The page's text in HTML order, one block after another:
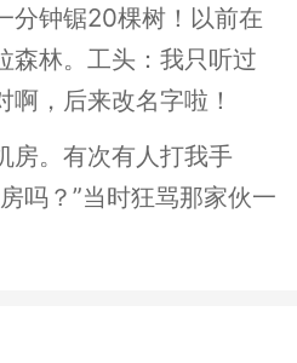
分钟锯20棵树！以前在
森林。工头：我只听过
，后来改名字啦！
房。有次有人打我手
吗？”当时狂骂那家伙一